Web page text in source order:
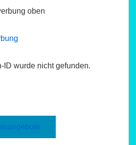
oben
ID wurde nicht gefunden.